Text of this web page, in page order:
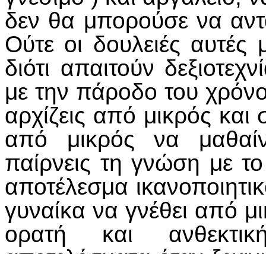
δεν θα μπορούσε να
Ούτε οι δουλειές αυτές
διότι απαιτούν
με την πάροδο του
αρχίζεις από μικρός και
από μικρός να
παίρνεις τη γνώση με
αποτέλεσμα
γυναίκα να γνέθει από
ορατή και